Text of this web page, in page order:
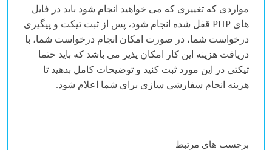
مواردی که تغییری که می خواهید انجام شود باید در فایل
های PHP قفل شده انجام شود، پس از ثبت تیکت و پیگیری
درخواست شما، در صورت امکان انجام درخواست شما، با
دریافت هزینه این کار امکان پذیر می باشد که باید حتما
تیکتی در این مورد ثبت کنید و توضیحات کامل بدهید تا
هزینه انجام سفارشی سازی برای شما اعلام شود.
برچسب های مرتبط